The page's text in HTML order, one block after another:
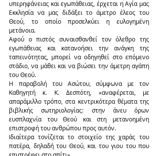
υπερηφάνειας και εγωπάθειας, έρχεται η Αγία μας
Εκκλησία να μας διδάξει το άμετρο έλεος του
Θεού, το οποίο προσελκύει η ευλογημένη
μετάνοια.
Αφού ο πιστός συναισθανθεί τον όλεθρο της
εγωπάθειας και κατανοήσει την ανάγκη της
ταπεινότητας, μπορεί να οδηγηθεί στο επόμενο
στάδιο, να μάθει και να βιώσει την άμετρη αγάπη
του Θεού.
Η παραβολή του Ασώτου, σύμφωνα με τον
Καθηγητή κ. Κ. Δεσπότη, «αναφέρεται, με
απαράμιλλο τρόπο, στα κεντρικότερα θέματα της
βιβλικής σωτηριολογίας: στην άνευ όρων
ευσπλαχνία του Θεού και στη μετανοημένη
επιστροφή του ανθρώπου προς αυτόν.
Ιδιαίτερα τονίζεται το στοιχείο της χαράς του
πατέρα, δηλαδή του Θεού, και του γιου του που
επιστρέφει στο σπίτι».